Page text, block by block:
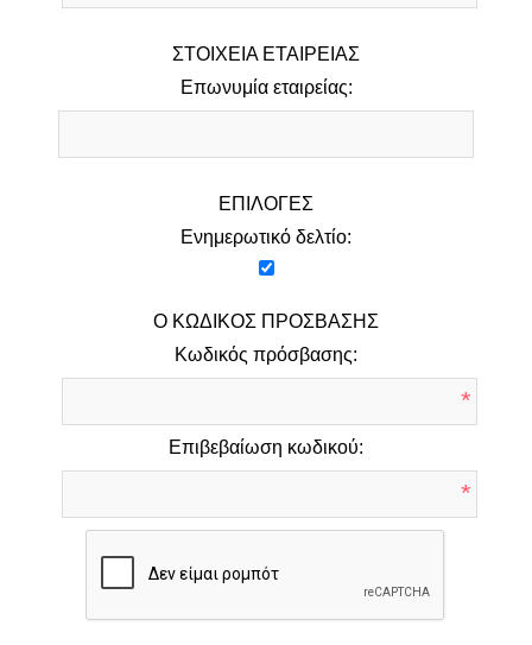
ΣΤΟΙΧΕΊΑ ΕΤΑΙΡΕΊΑΣ
Επωνυμία εταιρείας:
ΕΠΙΛΟΓΈΣ
Ενημερωτικό δελτίο:
Ο ΚΩΔΙΚΌΣ ΠΡΌΣΒΑΣΗΣ
Κωδικός πρόσβασης:
*
Επιβεβαίωση κωδικού:
*